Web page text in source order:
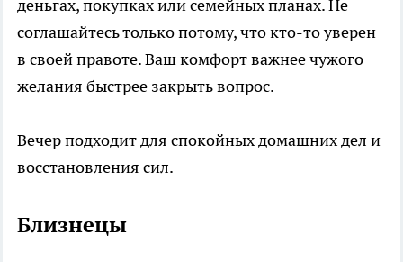
деньгах, покупках или семейных планах. Не
соглашайтесь только потому, что кто-то уверен
в своей правоте. Ваш комфорт важнее чужого
желания быстрее закрыть вопрос.
Вечер подходит для спокойных домашних дел и
восстановления сил.
Близнецы